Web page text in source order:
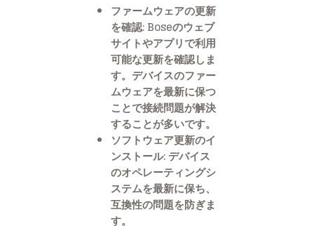
ファームウェアの更新
を確認: Boseのウェブ
サイトやアプリで利用
可能な更新を確認しま
す。デバイスのファー
ムウェアを最新に保つ
ことで接続問題が解決
することが多いです。
ソフトウェア更新のイ
ンストール: デバイス
のオペレーティングシ
ステムを最新に保ち、
互換性の問題を防ぎま
す。